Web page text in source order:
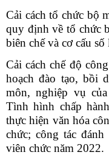
Cải cách tổ chức bộ
quy định về tổ chức
biên chế và cơ cấu
Cải cách chế độ
hoạch đào tạo, bồi
môn, nghiệp vụ
Tình hình chấp
thực hiện văn hóa
chức; công tác
viên chức năm 2022.